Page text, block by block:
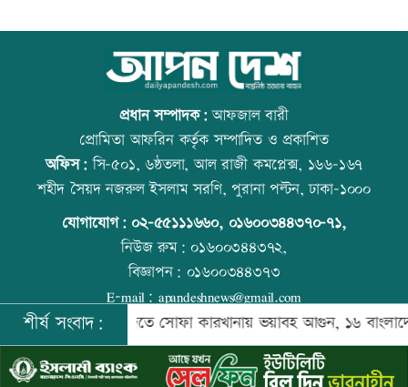
মানবিক বিভাগের অর্ধেকের বেশি শিক্ষার্থী
অকৃতকার্য
মেধার শতভাগ নিরপেক্ষ মূল্যায়ন নিশ্চিত করা
হয়েছে: মাহ্দী আমিন
এসএসসির ফলাফল পুনর্নিরীক্ষণের আবেদন
করবেন যেভাবে
আজ স্বর্ণ-রুপা যে দামে বিক্রি হচ্ছে
কাঁচা মরিচের দাম কমলেও ডিমের দাম
ট্রেনের ধাক্কায় শিক্ষার্থীসহ নিহত ৪
প্রধান সম্পাদক:আফজাল বারী
প্রোমিতা আফরিন কর্তৃক সম্পাদিত ও প্রকাশিত
অফিস:সি-৫০১, ৬ষ্ঠতলা, আল রাজী কমপ্লেক্স, ১৬৬-১৬৭
শহীদ সৈয়দ নজরুল ইসলাম সরণি, পুরানা পল্টন, ঢাকা-১০০০
যোগাযোগ: ০২-৫৫১১১৬৬০, ০১৬০০৩৪৪৩৭০-৭১,
নিউজ রুম:০১৬০০৩৪৪৩৭২,
বিজ্ঞাপন: ০১৬০০৩৪৪৩৭৩
E-mail: apandeshnews@gmail.com
©২০২৬ |আপন দেশ ডটকমকর্তৃক সর্বসত্ব ® সংরক্ষিত | উন্নয়নে
ইমিথমেকারস.কম
শীর্ষ সংবাদ:
সৌদিতে সোফা কারখানায় ভয়াবহ আগুন, ১৬ বাংলাদেশি নিহত